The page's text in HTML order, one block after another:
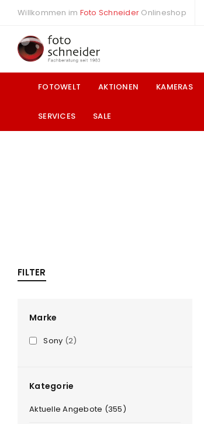
Willkommen im Foto Schneider Onlineshop
FOTOWELT AKTIONEN KAMERAS
SERVICES SALE
FILTER
Marke
Sony (2)
Kategorie
Aktuelle Angebote (355)